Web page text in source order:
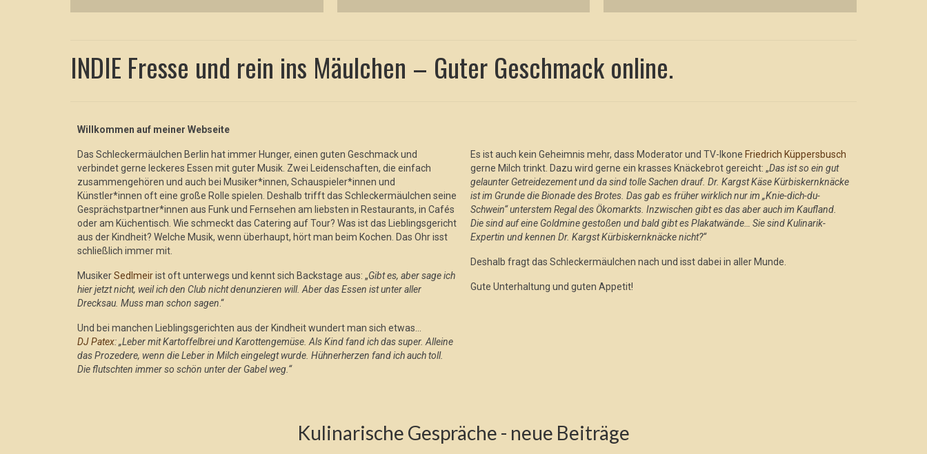
INDIE Fresse und rein ins Mäulchen – Guter Geschmack online.
Willkommen auf meiner Webseite
Das Schleckermäulchen Berlin hat immer Hunger, einen guten Geschmack und
verbindet gerne leckeres Essen mit guter Musik. Zwei Leidenschaften, die einfach
zusammengehören und auch bei Musiker*innen, Schauspieler*innen und
Künstler*innen oft eine große Rolle spielen. Deshalb trifft das Schleckermäulchen seine
Gesprächstpartner*innen aus Funk und Fernsehen am liebsten in Restaurants, in Cafés
oder am Küchentisch. Wie schmeckt das Catering auf Tour? Was ist das Lieblingsgericht
aus der Kindheit? Welche Musik, wenn überhaupt, hört man beim Kochen. Das Ohr isst
schließlich immer mit.
MusikerSedlmeirist oft unterwegs und kennt sich Backstage aus: „Gibt es, aber sage ich
hier jetzt nicht, weil ich den Club nicht denunzieren will. Aber das Essen ist unter aller
Drecksau. Muss man schon sagen.“
Und bei manchen Lieblingsgerichten aus der Kindheit wundert man sich etwas…
DJ Patex: „Leber mit Kartoffelbrei und Karottengemüse. Als Kind fand ich das super. Alleine
das Prozedere, wenn die Leber in Milch eingelegt wurde. Hühnerherzen fand ich auch toll.
Die flutschten immer so schön unter der Gabel weg.“
Es ist auch kein Geheimnis mehr, dass Moderator und TV-Ikone Friedrich Küppersbusch
gerne Milch trinkt. Dazu wird gerne ein krasses Knäckebrot gereicht: „Das ist so ein gut
gelaunter Getreidezement und da sind tolle Sachen drauf. Dr. Kargst Käse Kürbiskernknäcke
ist im Grunde die Bionade des Brotes. Das gab es früher wirklich nur im „Knie-dich-du-
Schwein“ unterstem Regal des Ökomarkts. Inzwischen gibt es das aber auch im Kaufland.
Die sind auf eine Goldmine gestoßen und bald gibt es Plakatwände… Sie sind Kulinarik-
Expertin und kennen Dr. Kargst Kürbiskernknäcke nicht?“
Deshalb fragt das Schleckermäulchen nach und isst dabei in aller Munde.
Gute Unterhaltung und guten Appetit!
Kulinarische Gespräche - neue Beiträge